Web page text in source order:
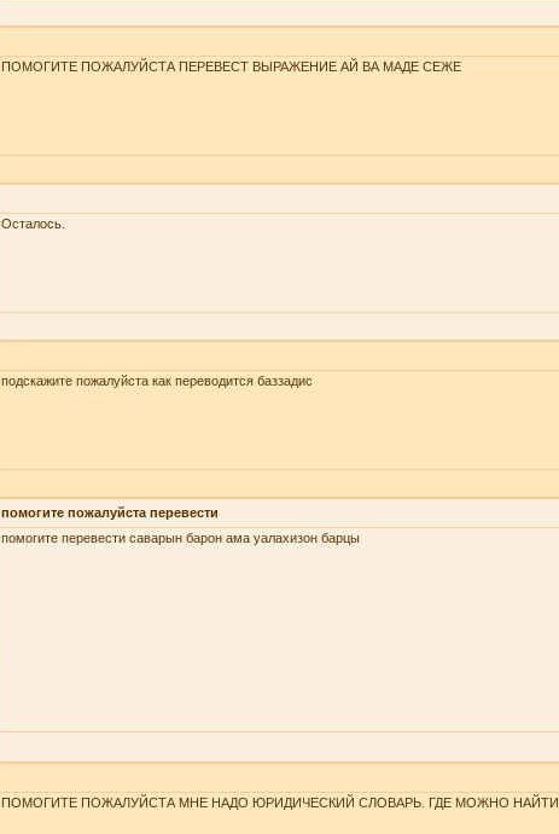
ПОМОГИТЕ ПОЖАЛУЙСТА ПЕРЕВЕСТ ВЫРАЖЕНИЕ АЙ ВА МАДЕ СЕЖЕ
Осталось.
подскажите пожалуйста как переводится баззадис
помогите пожалуйста перевести
помогите перевести саварын барон ама уалахизон барцы
ПОМОГИТЕ ПОЖАЛУЙСТА МНЕ НАДО ЮРИДИЧЕСКИЙ СЛОВАРЬ. ГДЕ МОЖНО НАЙТИ